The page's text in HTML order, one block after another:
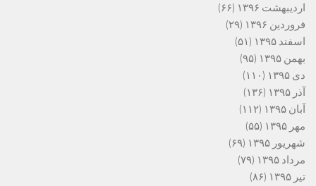
اردیبهشت ۱۳۹۶
(۶۶)
فروردین ۱۳۹۶
(۲۹)
اسفند ۱۳۹۵
(۵۱)
بهمن ۱۳۹۵
(۹۵)
دی ۱۳۹۵
(۱۱۰)
آذر ۱۳۹۵
(۱۳۶)
آبان ۱۳۹۵
(۱۱۲)
مهر ۱۳۹۵
(۵۵)
شهریور ۱۳۹۵
(۶۹)
مرداد ۱۳۹۵
(۷۹)
تیر ۱۳۹۵
(۸۶)